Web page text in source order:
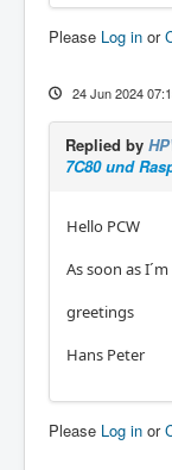
Please Log in or
24 Jun 2024
Replied by
7C80 und
Hello PCW
As soon as
greetings
Hans Peter
Please Log in or